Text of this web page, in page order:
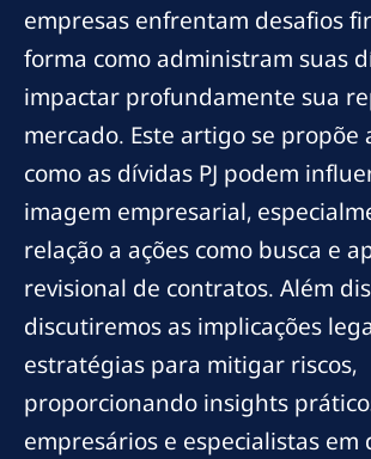
empresas enfrentam desafios
forma como administram suas
impactar profundamente sua
mercado. Este artigo se propõe
como as dívidas PJ podem
imagem empresarial,
relação a ações como busca e
revisional de contratos. Além
discutiremos as implicações
estratégias para mitigar riscos,
proporcionando insights
empresários e especialistas em